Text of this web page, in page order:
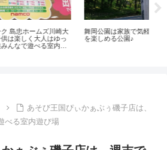
川崎大
ゆっ
室内施
舞岡公園は家族で気軽に自然散策
を楽しめる公園♪
あそび王国ぴぃかぁぶぅ磯子店は、
べる室内遊び場